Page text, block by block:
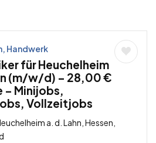
Handwerk
für Heuchelheim
(m/w/d) – 28,00 €
– Minijobs,
Vollzeitjobs
a. d. Lahn, Hessen,